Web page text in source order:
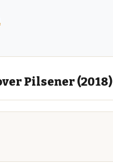
Pilsener (2018)